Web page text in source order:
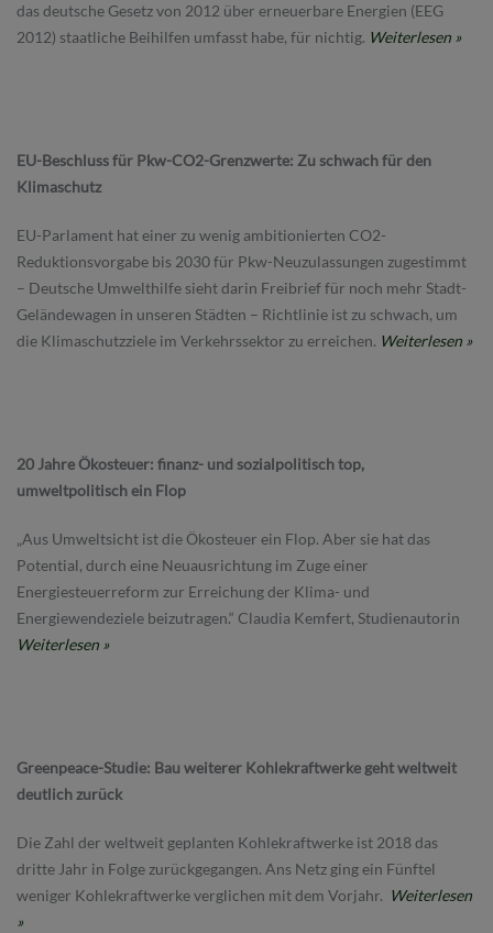
das deutsche Gesetz von 2012 über erneuerbare Energien (EEG
2012) staatliche Beihilfen umfasst habe, für nichtig. Weiterlesen »
EU-Beschluss für Pkw-CO2-Grenzwerte: Zu schwach für den
Klimaschutz
EU-Parlament hat einer zu wenig ambitionierten CO2-
Reduktionsvorgabe bis 2030 für Pkw-Neuzulassungen zugestimmt
– Deutsche Umwelthilfe sieht darin Freibrief für noch mehr Stadt-
Geländewagen in unseren Städten – Richtlinie ist zu schwach, um
die Klimaschutzziele im Verkehrssektor zu erreichen. Weiterlesen »
20 Jahre Ökosteuer: finanz- und sozialpolitisch top,
umweltpolitisch ein Flop
„Aus Umweltsicht ist die Ökosteuer ein Flop. Aber sie hat das
Potential, durch eine Neuausrichtung im Zuge einer
Energiesteuerreform zur Erreichung der Klima- und
Energiewendeziele beizutragen.“ Claudia Kemfert, Studienautorin
Weiterlesen »
Greenpeace-Studie: Bau weiterer Kohlekraftwerke geht weltweit
deutlich zurück
Die Zahl der weltweit geplanten Kohlekraftwerke ist 2018 das
dritte Jahr in Folge zurückgegangen. Ans Netz ging ein Fünftel
weniger Kohlekraftwerke verglichen mit dem Vorjahr. Weiterlesen
»